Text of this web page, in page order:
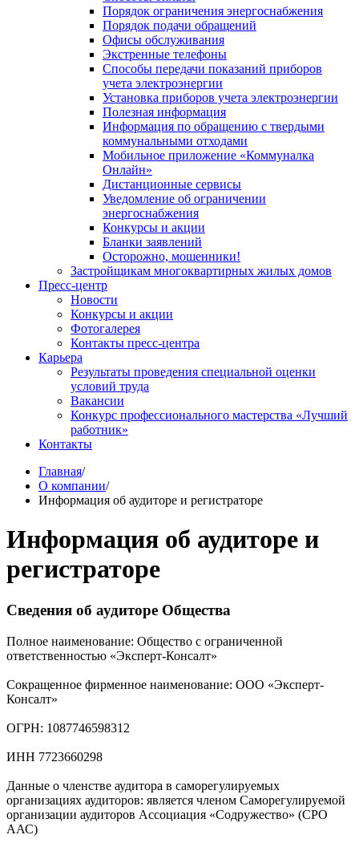
Порядок ограничения энергоснабжения
Порядок подачи обращений
Офисы обслуживания
Экстренные телефоны
Способы передачи показаний приборов
учета электроэнергии
Установка приборов учета электроэнергии
Полезная информация
Информация по обращению с твердыми
коммунальными отходами
Мобильное приложение «Коммуналка
Онлайн»
Дистанционные сервисы
Уведомление об ограничении
энергоснабжения
Конкурсы и акции
Бланки заявлений
Осторожно, мошенники!
Застройщикам многоквартирных жилых домов
Пресс-центр
Новости
Конкурсы и акции
Фотогалерея
Контакты пресс-центра
Карьера
Результаты проведения специальной оценки
условий труда
Вакансии
Конкурс профессионального мастерства «Лучший
работник»
Контакты
Главная/
О компании/
Информация об аудиторе и регистраторе
Информация об аудиторе и
регистраторе
Сведения об аудиторе Общества
Полное наименование: Общество с ограниченной
ответственностью «Эксперт-Консалт»
Сокращенное фирменное наименование: ООО «Эксперт-
Консалт»
ОГРН: 1087746598312
ИНН 7723660298
Данные о членстве аудитора в саморегулируемых
организациях аудиторов: является членом Саморегулируемой
организации аудиторов Ассоциация «Содружество» (СРО
ААС)